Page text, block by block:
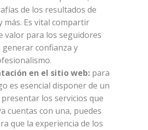
de los resultados de
más. Es vital compartir
valor para los seguidores
confianza y
en el sitio web: para
es esencial disponer de un
los servicios que
cuentas con una, puedes
que la experiencia de los